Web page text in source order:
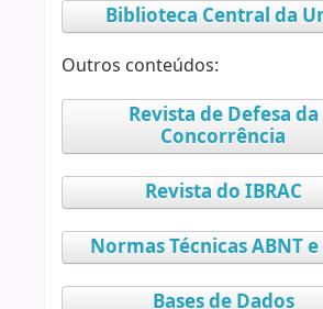
Biblioteca Central da
Outros conteúdos:
Revista de Defesa da
Concorrência
Revista do IBRAC
Normas Técnicas ABNT e
Bases de Dados